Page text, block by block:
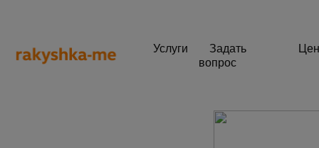
Услуги Задать
вопрос